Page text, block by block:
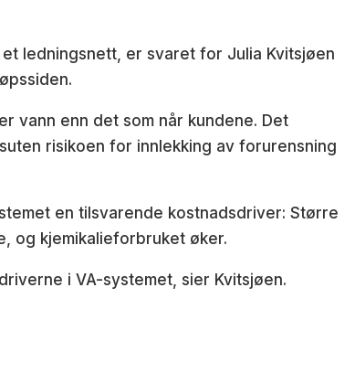
ledningsnett, er svaret for Julia Kvitsjøen
vann enn det som når kundene. Det
risikoen for innlekking av forurensning
en tilsvarende kostnadsdriver: Større
og kjemikalieforbruket øker.
i VA-systemet, sier Kvitsjøen.